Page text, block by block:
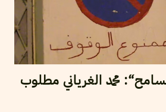
محمد الغرياني مطلوب